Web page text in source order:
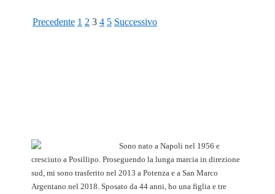
Precedente 1 2 3 4 5 Successivo
Sono nato a Napoli nel 1956 e
cresciuto a Posillipo. Proseguendo la lunga marcia in direzione
sud, mi sono trasferito nel 2013 a Potenza e a San Marco
Argentano nel 2018. Sposato da 44 anni, ho una figlia e tre